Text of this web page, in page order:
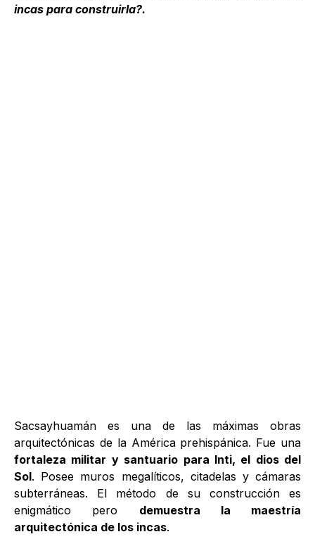
incas para construirla?.
Sacsayhuamán es una de las máximas obras
arquitectónicas de la América prehispánica. Fue una
fortaleza militar y santuario para Inti, el dios del
Sol. Posee muros megalíticos, citadelas y cámaras
subterráneas. El método de su construcción es
enigmático pero demuestra la maestría
arquitectónica de los incas.